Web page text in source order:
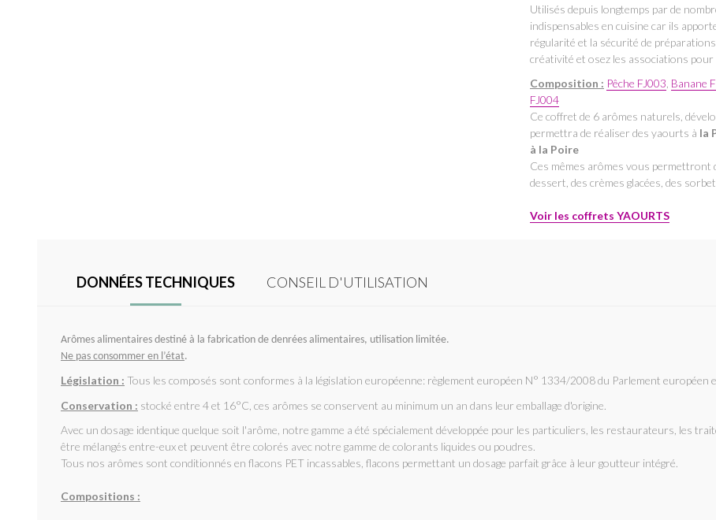
Utilisés depuis longtemps par de
indispensables en cuisine car ils
régularité et la sécurité de
créativité et osez les associations pour
Composition : Pêche FJ003, Banane
FJ004
Ce coffret de 6 arômes naturels,
permettra de réaliser des yaourts à la
à la Poire
Ces mêmes arômes vous permettront
dessert, des crèmes glacées, des
Voir les coffrets YAOURTS
DONNÉES TECHNIQUES CONSEIL D'UTILISATION
Arômes alimentaires destiné à la fabrication de denrées alimentaires, utilisation limitée.
Ne pas consommer en l’état.
Législation : Tous les composés sont conformes à la législation européenne: règlement européen N° 1334/2008 du Parlement européen
Conservation : stocké entre 4 et 16°C, ces arômes se conservent au minimum un an dans leur emballage d'origine.
Avec un dosage identique quelque soit l'arôme, notre gamme a été spécialement développée pour les particuliers, les restaurateurs, les
être mélangés entre-eux et peuvent être colorés avec notre gamme de colorants liquides ou poudres.
Tous nos arômes sont conditionnés en flacons PET incassables, flacons permettant un dosage parfait grâce à leur goutteur intégré.
Compositions :